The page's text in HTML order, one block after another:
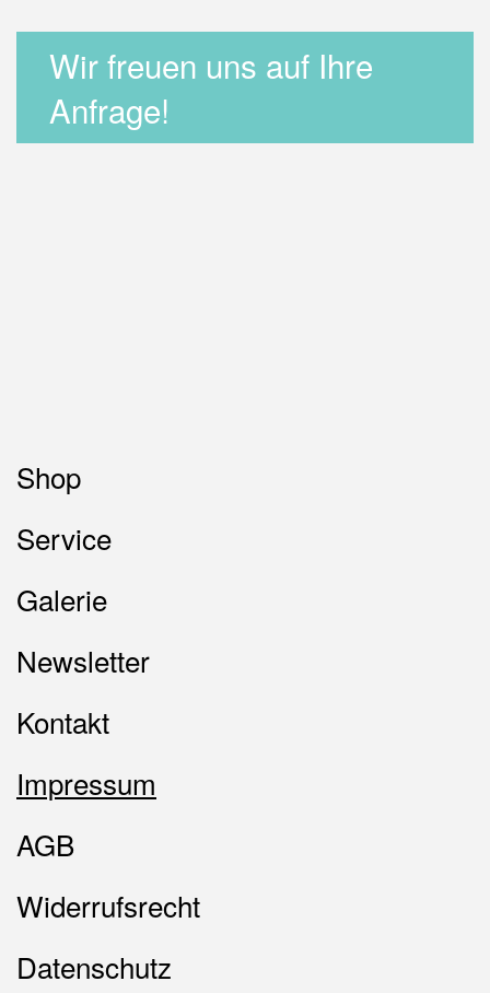
Wir freuen uns auf Ihre
Anfrage!
Shop
Service
Galerie
Newsletter
Kontakt
Impressum
AGB
Widerrufsrecht
Datenschutz